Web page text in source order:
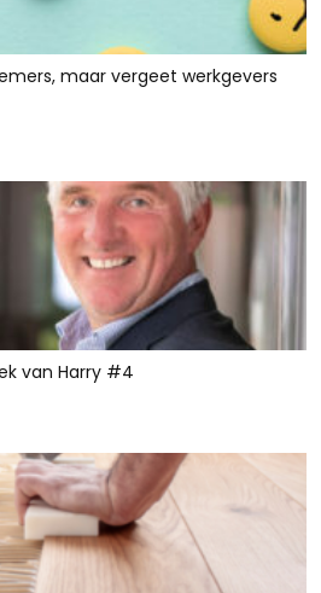
maar vergeet werkgevers
van Harry #4